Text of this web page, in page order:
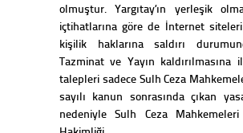
olmuştur. Yargıtay’ın yerleşik
içtihatlarına göre de İnternet siteleri
kişilik haklarına saldırı
Tazminat ve Yayın kaldırılmasına
talepleri sadece Sulh Ceza
sayılı kanun sonrasında çıkan
nedeniyle Sulh Ceza